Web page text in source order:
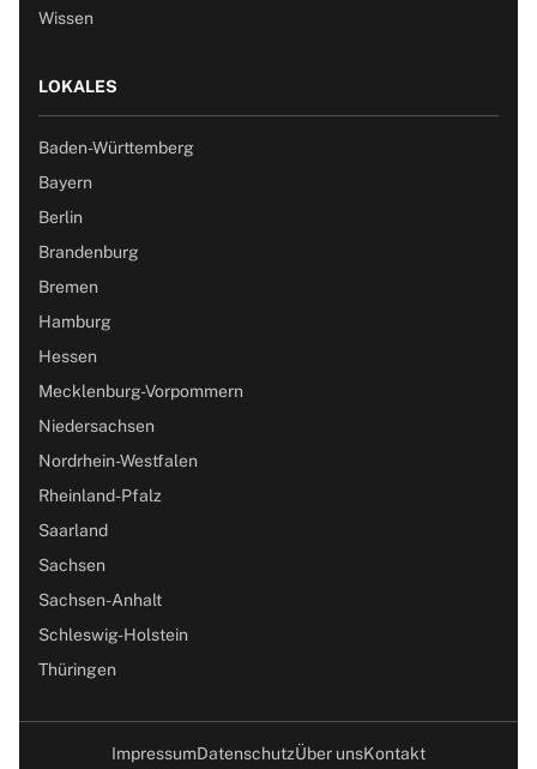
Wissen
LOKALES
Baden-Württemberg
Bayern
Berlin
Brandenburg
Bremen
Hamburg
Hessen
Mecklenburg-Vorpommern
Niedersachsen
Nordrhein-Westfalen
Rheinland-Pfalz
Saarland
Sachsen
Sachsen-Anhalt
Schleswig-Holstein
Thüringen
ImpressumDatenschutzÜber unsKontakt